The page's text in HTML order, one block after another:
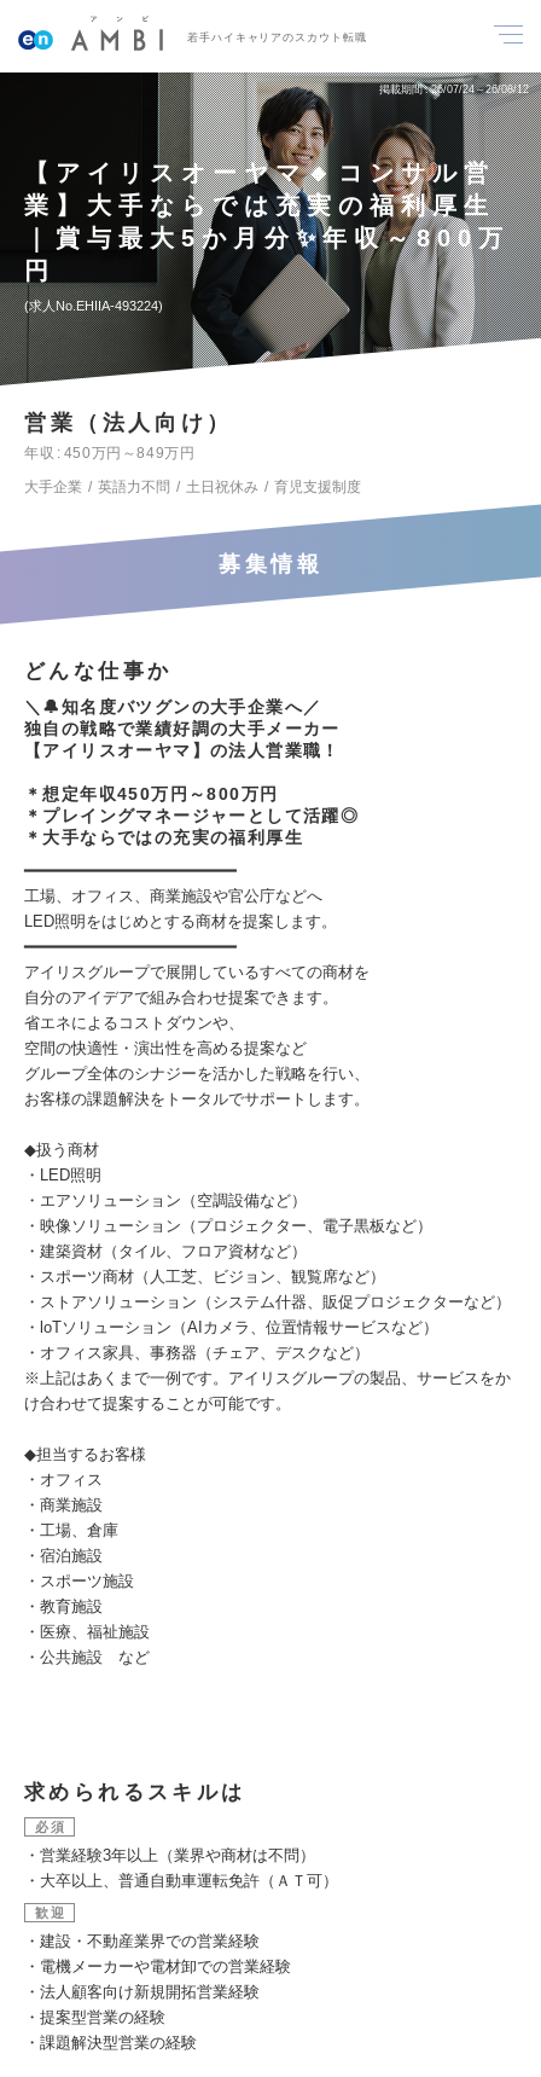
若手ハイキャリアのスカウト転職
掲載期間 26/07/24～26/08/12
【アイリスオーヤマ🔸コンサル営
業】大手ならでは充実の福利厚生
｜賞与最大5か月分✨年収～800万
円
求人No.EHIIA-493224
営業（法人向け）
年収
450万円～849万円
大手企業
英語力不問 土日祝休み 育児支援制度
募集情報
どんな仕事か
＼🔔知名度バツグンの大手企業へ／
独自の戦略で業績好調の大手メーカー
【アイリスオーヤマ】の法人営業職！
＊想定年収450万円～800万円
＊プレイングマネージャーとして活躍◎
＊大手ならではの充実の福利厚生
━━━━━━━━━━━━━━━━━━━━━━
工場、オフィス、商業施設や官公庁などへ
LED照明をはじめとする商材を提案します。
━━━━━━━━━━━━━━━━━━━━━━
アイリスグループで展開しているすべての商材を
自分のアイデアで組み合わせ提案できます。
省エネによるコストダウンや、
空間の快適性・演出性を高める提案など
グループ全体のシナジーを活かした戦略を行い、
お客様の課題解決をトータルでサポートします。
◆扱う商材
・LED照明
・エアソリューション（空調設備など）
・映像ソリューション（プロジェクター、電子黒板など）
・建築資材（タイル、フロア資材など）
・スポーツ商材（人工芝、ビジョン、観覧席など）
・ストアソリューション（システム什器、販促プロジェクターなど）
・loTソリューション（AIカメラ、位置情報サービスなど）
・オフィス家具、事務器（チェア、デスクなど）
※上記はあくまで一例です。アイリスグループの製品、サービスをか
け合わせて提案することが可能です。
◆担当するお客様
・オフィス
・商業施設
・工場、倉庫
・宿泊施設
・スポーツ施設
・教育施設
・医療、福祉施設
・公共施設 など
求められるスキルは
必須
・営業経験3年以上（業界や商材は不問）
・大卒以上、普通自動車運転免許（ＡＴ可）
歓迎
・建設・不動産業界での営業経験
・電機メーカーや電材卸での営業経験
・法人顧客向け新規開拓営業経験
・提案型営業の経験
・課題解決型営業の経験